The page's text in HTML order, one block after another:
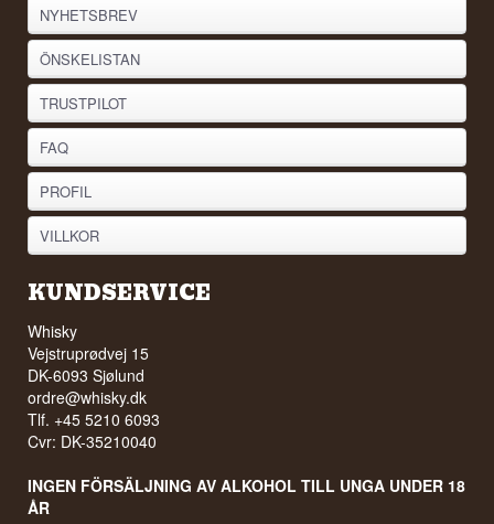
NYHETSBREV
ÖNSKELISTAN
TRUSTPILOT
FAQ
PROFIL
VILLKOR
KUNDSERVICE
Whisky
Vejstruprødvej 15
DK-6093 Sjølund
ordre@whisky.dk
Tlf. +45 5210 6093
Cvr: DK-35210040
INGEN FÖRSÄLJNING AV ALKOHOL TILL UNGA UNDER 18
ÅR